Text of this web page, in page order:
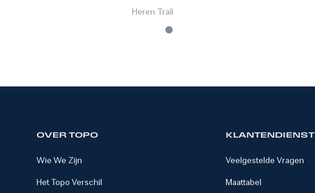
Heren Trail
OVER TOPO
Wie We Zijn
Het Topo Verschil
KLANTENDIENST
Veelgestelde Vragen
Maattabel